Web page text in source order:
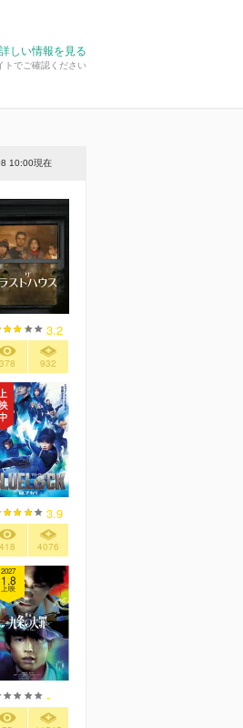
しい情報を見る
トでご確認ください
10:00現在
3.2
378 932
3.9
418 4076
2027
1.8
上映
-